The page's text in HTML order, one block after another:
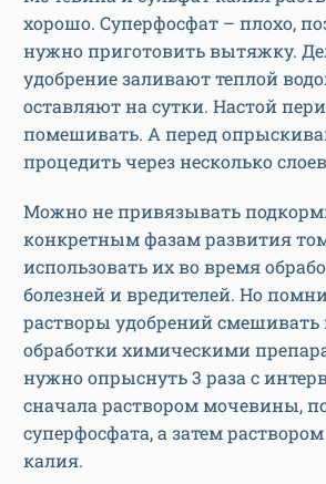
хорошо. Суперфосфат – плохо,
нужно приготовить вытяжку.
удобрение заливают теплой
оставляют на сутки. Настой
помешивать. А перед
процедить через несколько
Можно не привязывать
конкретным фазам развития
использовать их во время
болезней и вредителей. Но
растворы удобрений смешивать
обработки химическими
нужно опрыснуть 3 раза с
сначала раствором мочевины,
суперфосфата, а затем
калия.